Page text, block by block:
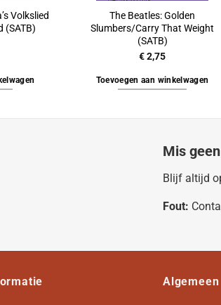
Volkslied
(SATB)
The Beatles: Golden
Slumbers/Carry That Weight
(SATB)
€2,75
Toevoegen aan winkelwagen
Mis
Blijf altijd
Fout:
Algemeen